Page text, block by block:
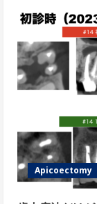
Apicoectomy